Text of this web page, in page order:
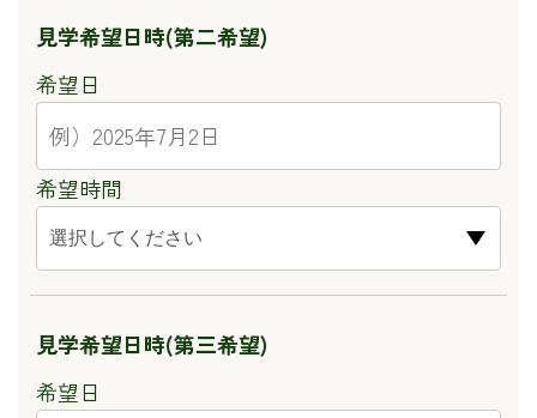
見学希望日時(第二希望)
希望日
希望時間
見学希望日時(第三希望)
希望日